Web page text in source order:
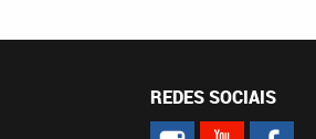
REDES SOCIAIS